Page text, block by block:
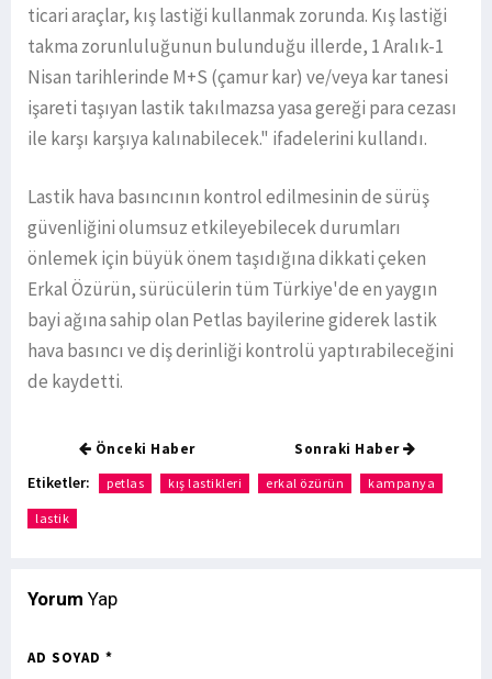
ticari araçlar, kış lastiği kullanmak zorunda. Kış lastiği
takma zorunluluğunun bulunduğu illerde, 1 Aralık-1
Nisan tarihlerinde M+S (çamur kar) ve/veya kar tanesi
işareti taşıyan lastik takılmazsa yasa gereği para cezası
ile karşı karşıya kalınabilecek." ifadelerini kullandı.
Lastik hava basıncının kontrol edilmesinin de sürüş
güvenliğini olumsuz etkileyebilecek durumları
önlemek için büyük önem taşıdığına dikkati çeken
Erkal Özürün, sürücülerin tüm Türkiye'de en yaygın
bayi ağına sahip olan Petlas bayilerine giderek lastik
hava basıncı ve diş derinliği kontrolü yaptırabileceğini
de kaydetti.
Önceki Haber Sonraki Haber
Etiketler: petlas kış lastikleri erkal özürün kampanya
lastik
Yorum Yap
AD SOYAD *